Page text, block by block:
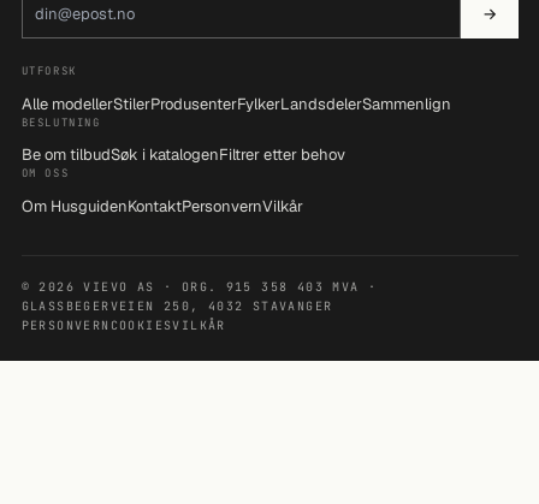
→
UTFORSK
Alle modellerStilerProdusenterFylkerLandsdelerSammenlign
BESLUTNING
Be om tilbudSøk i katalogenFiltrer etter behov
OM OSS
Om HusguidenKontaktPersonvernVilkår
© 2026 VIEVO AS · ORG. 915 358 403 MVA ·
GLASSBEGERVEIEN 250, 4032 STAVANGER
PERSONVERN COOKIESVILKÅR